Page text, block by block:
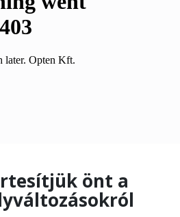
önt a